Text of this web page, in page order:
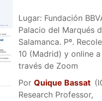
Lugar: Fundación
Palacio del Marqués
Salamanca. Pº.
10 (Madrid) y online a
través de Zoom
Por Quique Bassat
Research Professor,